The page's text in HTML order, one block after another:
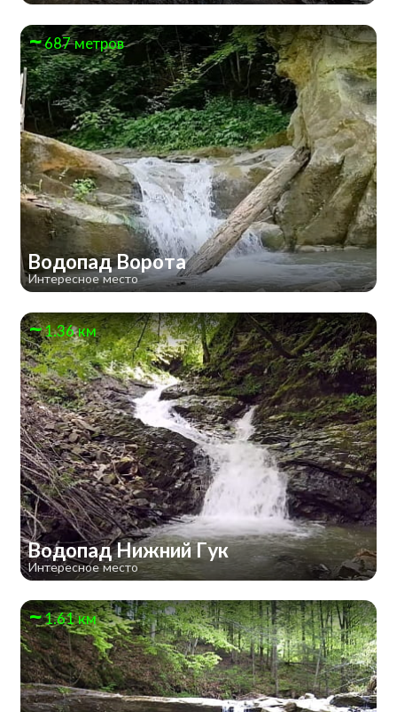
687 метров
Водопад Ворота
Интересное место
1.36 км
Водопад Нижний Гук
Интересное место
1.61 км